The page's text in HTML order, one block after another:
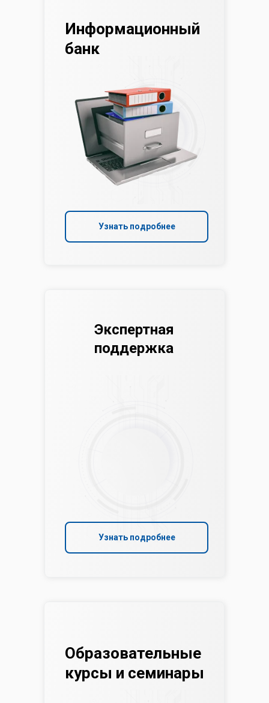
Узнать подробнее
Информационный
банк
Узнать подробнее
Экспертная
поддержка
Образовательные
курсы и семинары